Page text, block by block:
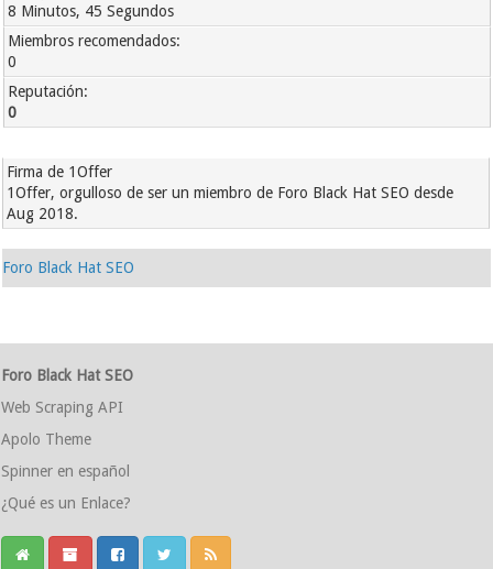
8 Minutos, 45 Segundos
Miembros recomendados:
0
Reputación:
0
Firma de 1Offer
1Offer, orgulloso de ser un miembro de Foro Black Hat SEO desde
Aug 2018.
Foro Black Hat SEO
Foro Black Hat SEO
Web Scraping API
Apolo Theme
Spinner en español
¿Qué es un Enlace?